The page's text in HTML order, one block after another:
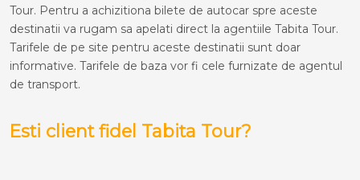
Tour. Pentru a achizitiona bilete de autocar spre aceste
destinatii va rugam sa apelati direct la agentiile Tabita Tour.
Tarifele de pe site pentru aceste destinatii sunt doar
informative. Tarifele de baza vor fi cele furnizate de agentul
de transport.
Esti client fidel Tabita Tour?